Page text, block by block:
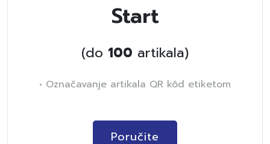
Start
(do 100 artikala)
• Označavanje artikala QR kôd etiketom
Poručite